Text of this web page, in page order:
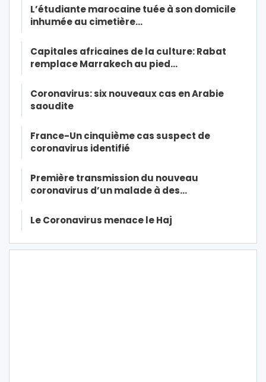
L’étudiante marocaine tuée à son domicile
inhumée au cimetière…
Capitales africaines de la culture: Rabat
remplace Marrakech au pied…
Coronavirus: six nouveaux cas en Arabie
saoudite
France-Un cinquième cas suspect de
coronavirus identifié
Première transmission du nouveau
coronavirus d’un malade à des…
Le Coronavirus menace le Haj